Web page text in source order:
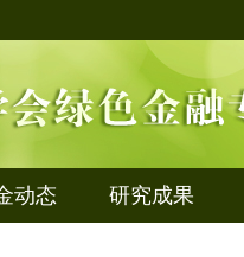
动态 研究成果